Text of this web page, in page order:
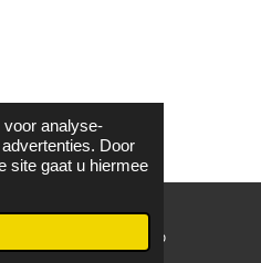
analyse-
Door
site gaat u hiermee
WhatsApp